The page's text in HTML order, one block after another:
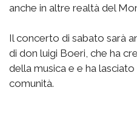
anche in altre realtà del
Il concerto di sabato sarà
di don luigi Boeri, che ha
della musica e e ha
comunità.